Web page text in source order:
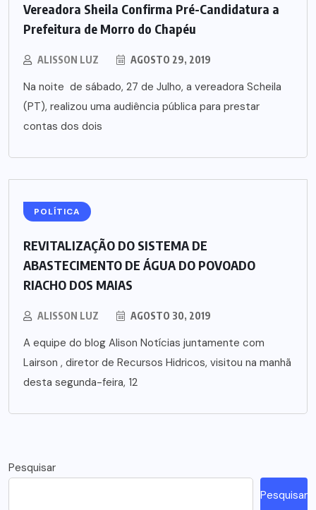
Vereadora Sheila Confirma Pré-Candidatura a
Prefeitura de Morro do Chapéu
ALISSON LUZ AGOSTO 29, 2019
Na noite de sábado, 27 de Julho, a vereadora Scheila
(PT), realizou uma audiência pública para prestar
contas dos dois
POLÍTICA
REVITALIZAÇÃO DO SISTEMA DE
ABASTECIMENTO DE ÁGUA DO POVOADO
RIACHO DOS MAIAS
ALISSON LUZ AGOSTO 30, 2019
A equipe do blog Alison Notícias juntamente com
Lairson , diretor de Recursos Hidricos, visitou na manhã
desta segunda-feira, 12
Pesquisar
Pesquisar